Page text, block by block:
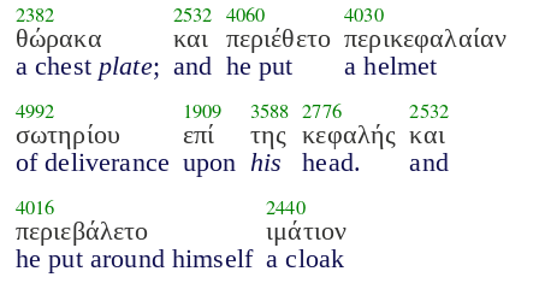
2382
θώρακα
a chest plate;
2532
και
and
4060
περιέθετο
he put
4030
περικεφαλαίαν
a helmet
4992
σωτηρίου
of deliverance
1909
επί
upon
3588
της
his
2776
κεφαλής
head.
2532
και
and
4016
περιεβάλετο
he put around himself
2440
ιμάτιον
a cloak